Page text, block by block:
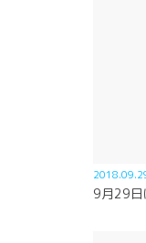
9月29日